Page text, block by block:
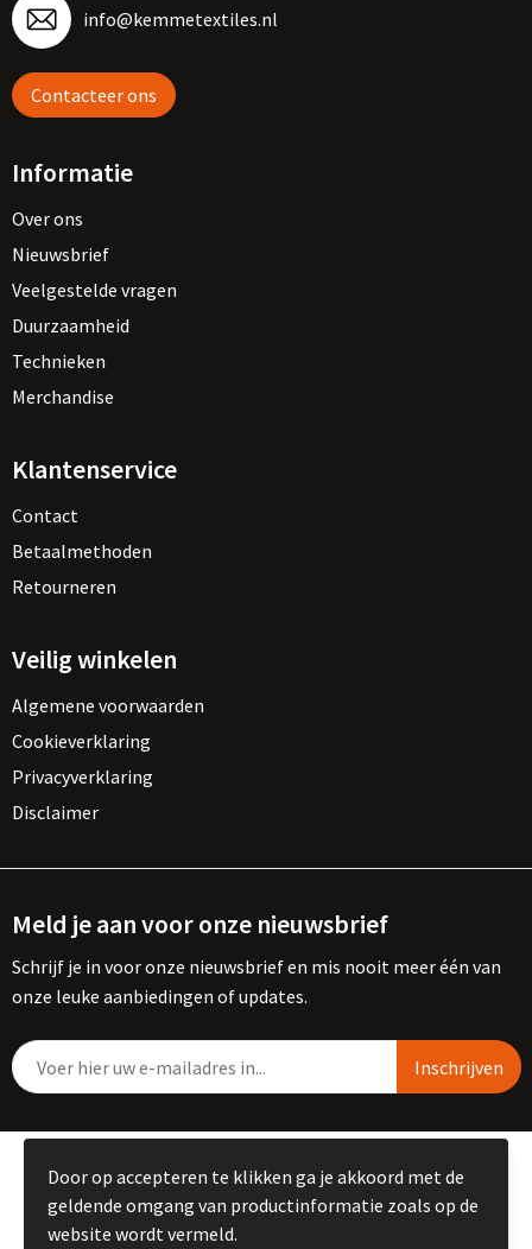
info@kemmetextiles.nl
Contacteer ons
Informatie
Over ons
Nieuwsbrief
Veelgestelde vragen
Duurzaamheid
Technieken
Merchandise
Klantenservice
Contact
Betaalmethoden
Retourneren
Veilig winkelen
Algemene voorwaarden
Cookieverklaring
Privacyverklaring
Disclaimer
Meld je aan voor onze nieuwsbrief
Schrijf je in voor onze nieuwsbrief en mis nooit meer één van
onze leuke aanbiedingen of updates.
© Copyright Kemme B.V. 2023
Door op accepteren te klikken ga je akkoord met de
geldende omgang van productinformatie zoals op de
website wordt vermeld.